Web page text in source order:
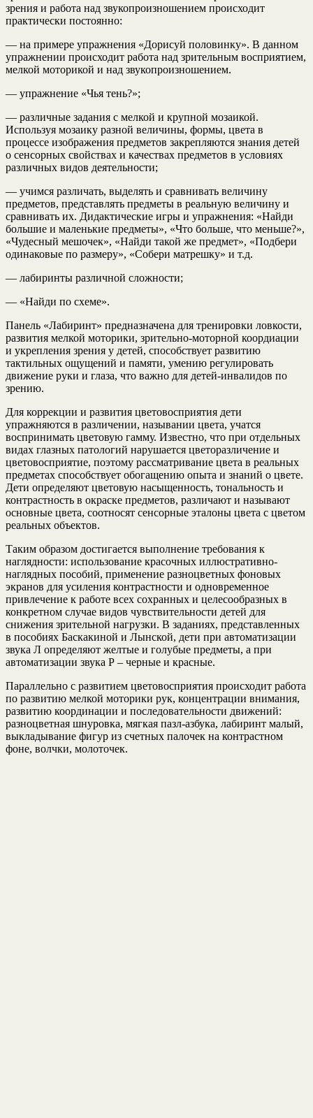
зрения и работа над звукопроизношением происходит
практически постоянно:
— на примере упражнения «Дорисуй половинку». В данном
упражнении происходит работа над зрительным восприятием,
мелкой моторикой и над звукопроизношением.
— упражнение «Чья тень?»;
— различные задания с мелкой и крупной мозаикой.
Используя мозаику разной величины, формы, цвета в
процессе изображения предметов закрепляются знания детей
о сенсорных свойствах и качествах предметов в условиях
различных видов деятельности;
— учимся различать, выделять и сравнивать величину
предметов, представлять предметы в реальную величину и
сравнивать их. Дидактические игры и упражнения: «Найди
большие и маленькие предметы», «Что больше, что меньше?»,
«Чудесный мешочек», «Найди такой же предмет», «Подбери
одинаковые по размеру», «Собери матрешку» и т.д.
— лабиринты различной сложности;
— «Найди по схеме».
Панель «Лабиринт» предназначена для тренировки ловкости,
развития мелкой моторики, зрительно-моторной коордиации
и укрепления зрения у детей, способствует развитию
тактильных ощущений и памяти, умению регулировать
движение руки и глаза, что важно для детей-инвалидов по
зрению.
Для коррекции и развития цветовосприятия дети
упражняются в различении, назывании цвета, учатся
воспринимать цветовую гамму. Известно, что при отдельных
видах глазных патологий нарушается цветоразличение и
цветовосприятие, поэтому рассматривание цвета в реальных
предметах способствует обогащению опыта и знаний о цвете.
Дети определяют цветовую насыщенность, тональность и
контрастность в окраске предметов, различают и называют
основные цвета, соотносят сенсорные эталоны цвета с цветом
реальных объектов.
Таким образом достигается выполнение требования к
наглядности: использование красочных иллюстративно-
наглядных пособий, применение разноцветных фоновых
экранов для усиления контрастности и одновременное
привлечение к работе всех сохранных и целесообразных в
конкретном случае видов чувствительности детей для
снижения зрительной нагрузки. В заданиях, представленных
в пособиях Баскакиной и Лынской, дети при автоматизации
звука Л определяют желтые и голубые предметы, а при
автоматизации звука Р – черные и красные.
Параллельно с развитием цветовосприятия происходит работа
по развитию мелкой моторики рук, концентрации внимания,
развитию координации и последовательности движений:
разноцветная шнуровка, мягкая пазл-азбука, лабиринт малый,
выкладывание фигур из счетных палочек на контрастном
фоне, волчки, молоточек.